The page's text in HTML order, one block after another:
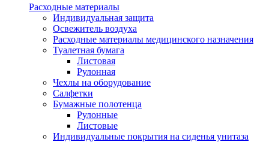
Расходные материалы
Индивидуальная защита
Освежитель воздуха
Расходные материалы медицинского назначения
Туалетная бумага
Листовая
Рулонная
Чехлы на оборудование
Салфетки
Бумажные полотенца
Рулонные
Листовые
Индивидуальные покрытия на сиденья унитаза